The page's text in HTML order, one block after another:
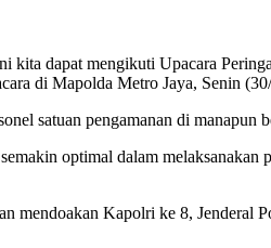
kita dapat mengikuti Upacara
di Mapolda Metro Jaya, Senin
satuan pengamanan di manapun
optimal dalam melaksanakan
mendoakan Kapolri ke 8, Jenderal